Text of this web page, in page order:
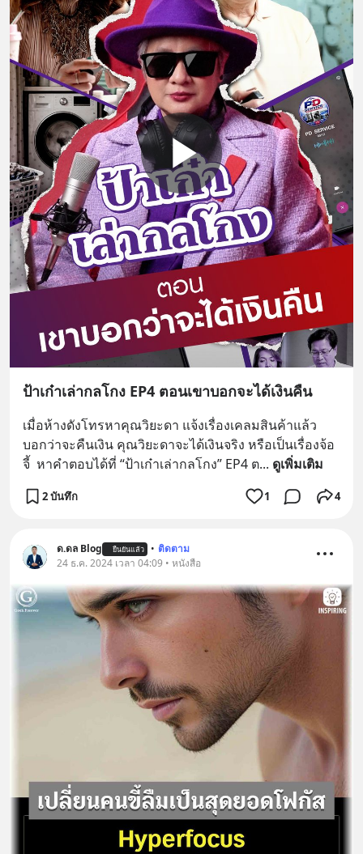
ป้าเก๋าเล่ากลโกง EP4 ตอนเขาบอกจะได้เงินคืน
เมื่อห้างดังโทรหาคุณวิยะดา แจ้งเรื่องเคลมสินค้าแล้ว
บอกว่าจะคืนเงิน คุณวิยะดาจะได้เงินจริง หรือเป็นเรื่องจ้อ
จี้  หาคำตอบได้ที่ “ป้าเก๋าเล่ากลโกง” EP4 ต... ดูเพิ่มเติม
2 บันทึก 1 4
ด.ดล Blog ยืนยันแล้ว • ติดตาม
24 ธ.ค. 2024 เวลา 04:09 • หนังสือ